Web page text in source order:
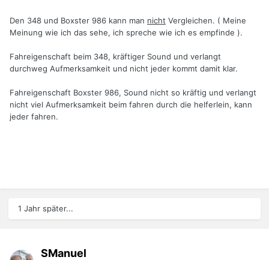
Den 348 und Boxster 986 kann man nicht Vergleichen. ( Meine
Meinung wie ich das sehe, ich spreche wie ich es empfinde ).
Fahreigenschaft beim 348, kräftiger Sound und verlangt
durchweg Aufmerksamkeit und nicht jeder kommt damit klar.
Fahreigenschaft Boxster 986, Sound nicht so kräftig und verlangt
nicht viel Aufmerksamkeit beim fahren durch die helferlein, kann
jeder fahren.
1 Jahr später...
SManuel